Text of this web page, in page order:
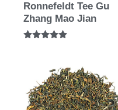
Ronnefeldt Tee Gu
Zhang Mao Jian